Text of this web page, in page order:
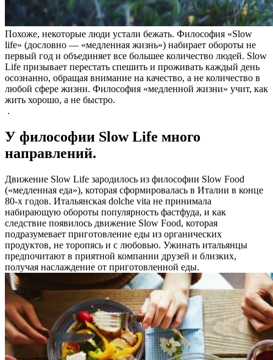
Похоже, некоторые люди устали бежать. Философия «Slow
life» (дословно — «медленная жизнь») набирает обороты не
первый год и объединяет все большее количество людей. Slow
Life призывает перестать спешить и проживать каждый день
осознанно, обращая внимание на качество, а не количество в
любой сфере жизни. Философия «медленной жизни» учит, как
жить хорошо, а не быстро.
.
У философии Slow Life много
направлений.
Движение Slow Life зародилось из философии Slow Food
(«медленная еда»), которая сформировалась в Италии в конце
80-х годов. Итальянская dolche vita не принимала
набирающую обороты популярность фастфуда, и как
следствие появилось движение Slow Food, которая
подразумевает приготовление еды из органических
продуктов, не торопясь и с любовью. Ужинать итальянцы
предпочитают в приятной компании друзей и близких,
получая наслаждение от приготовленной еды.